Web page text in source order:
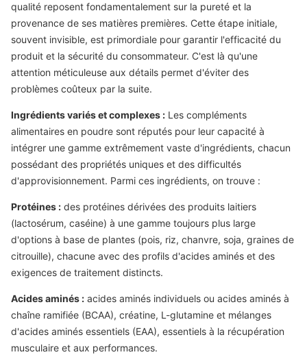
qualité reposent fondamentalement sur la pureté et la
provenance de ses matières premières. Cette étape initiale,
souvent invisible, est primordiale pour garantir l'efficacité du
produit et la sécurité du consommateur. C'est là qu'une
attention méticuleuse aux détails permet d'éviter des
problèmes coûteux par la suite.
Ingrédients variés et complexes : Les compléments
alimentaires en poudre sont réputés pour leur capacité à
intégrer une gamme extrêmement vaste d'ingrédients, chacun
possédant des propriétés uniques et des difficultés
d'approvisionnement. Parmi ces ingrédients, on trouve :
Protéines : des protéines dérivées des produits laitiers
(lactosérum, caséine) à une gamme toujours plus large
d'options à base de plantes (pois, riz, chanvre, soja, graines de
citrouille), chacune avec des profils d'acides aminés et des
exigences de traitement distincts.
Acides aminés : acides aminés individuels ou acides aminés à
chaîne ramifiée (BCAA), créatine, L-glutamine et mélanges
d'acides aminés essentiels (EAA), essentiels à la récupération
musculaire et aux performances.